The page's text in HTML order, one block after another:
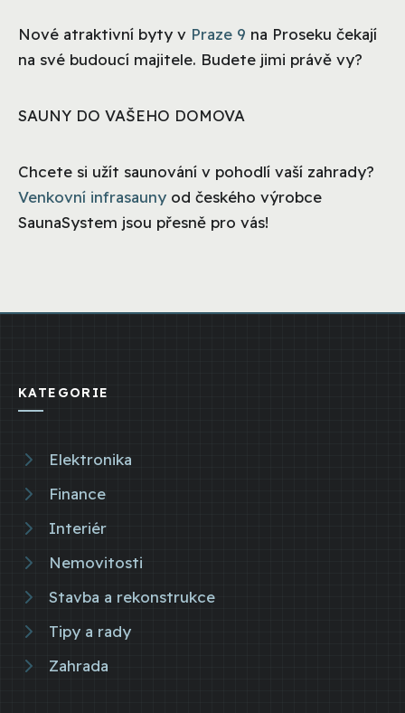
Nové atraktivní byty v Praze 9 na Proseku čekají
na své budoucí majitele. Budete jimi právě vy?
SAUNY DO VAŠEHO DOMOVA
Chcete si užít saunování v pohodlí vaší zahrady?
Venkovní infrasauny od českého výrobce
SaunaSystem jsou přesně pro vás!
KATEGORIE
Elektronika
Finance
Interiér
Nemovitosti
Stavba a rekonstrukce
Tipy a rady
Zahrada